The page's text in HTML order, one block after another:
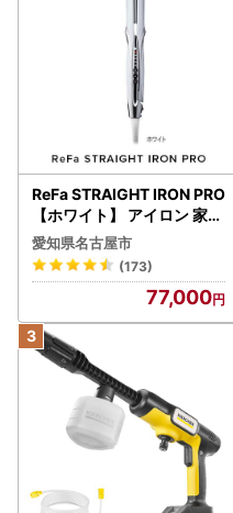
ReFa STRAIGHT IRON PRO
【ホワイト】 アイロン 家電
美容 リファ アイロン
愛知県名古屋市
(173)
77,000